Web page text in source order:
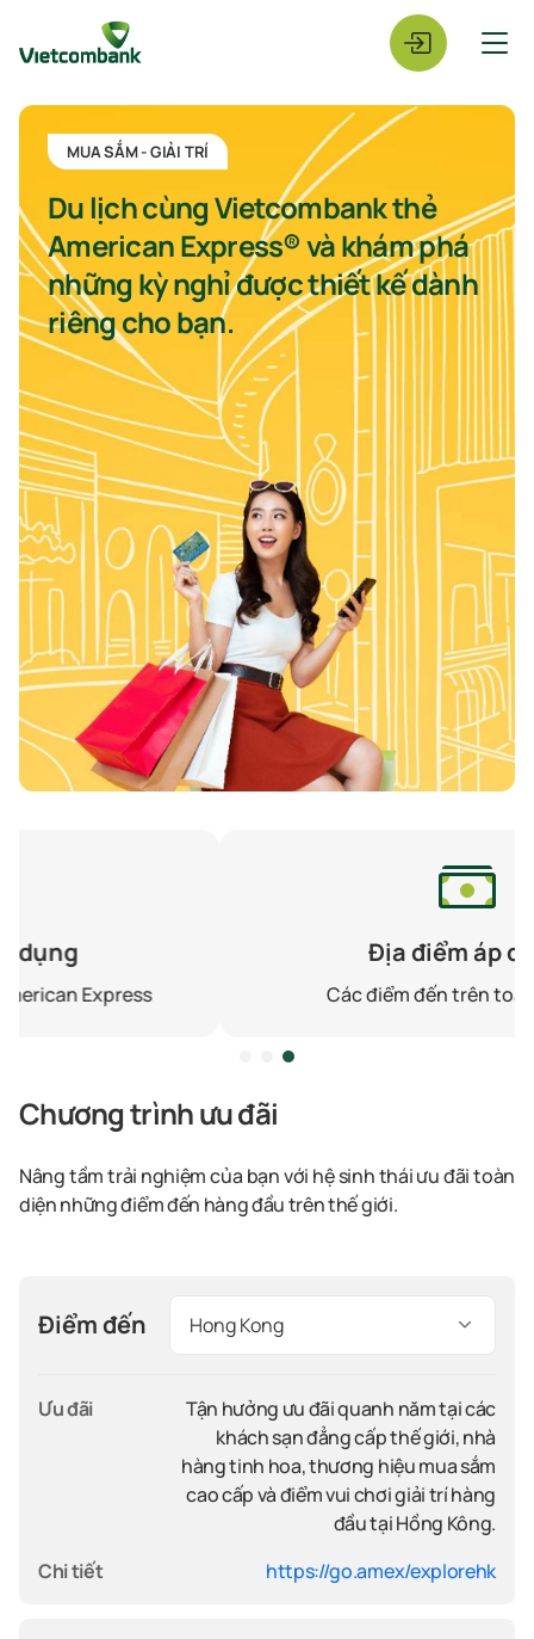
MUA SẮM - GIẢI TRÍ
Du lịch cùng Vietcombank thẻ
American Express® và khám phá
những kỳ nghỉ được thiết kế dành
riêng cho bạn.
Các điểm đến trên toàn thế giới
Chương trình ưu đãi
Nâng tầm trải nghiệm của bạn với hệ sinh thái ưu đãi toàn
diện những điểm đến hàng đầu trên thế giới.
Điểm đến Hong Kong
Ưu đãi
Tận hưởng ưu đãi quanh năm tại các
khách sạn đẳng cấp thế giới, nhà
hàng tinh hoa, thương hiệu mua sắm
cao cấp và điểm vui chơi giải trí hàng
đầu tại Hồng Kông.
Chi tiết
https://go.amex/explorehk